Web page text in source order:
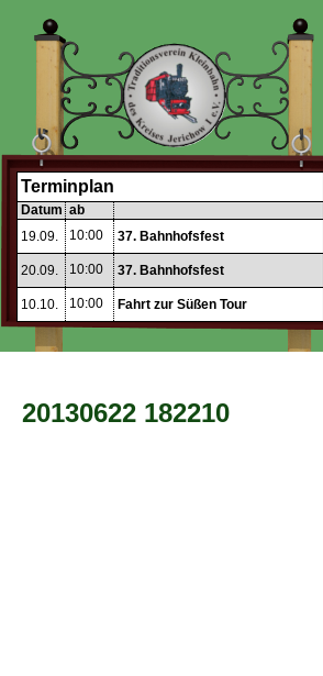
Terminplan
Datum ab
19.09.
10:00 37. Bahnhofsfest
20.09. 10:00 37. Bahnhofsfest
10.10. 10:00 Fahrt zur Süßen Tour
20130622 182210